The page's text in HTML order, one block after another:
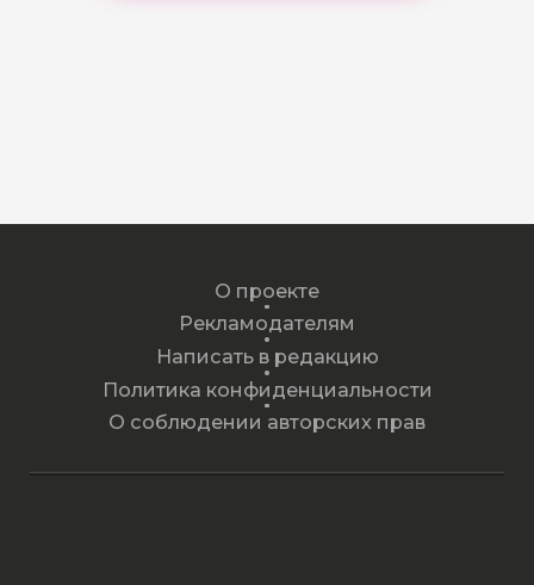
О проекте
Рекламодателям
Написать в редакцию
Политика конфиденциальности
О соблюдении авторских прав